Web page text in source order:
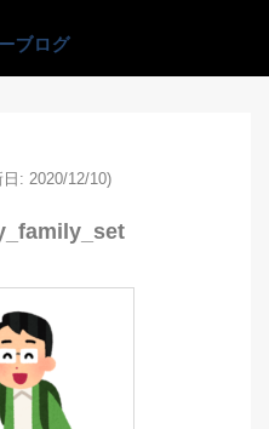
日: 2020/12/10)